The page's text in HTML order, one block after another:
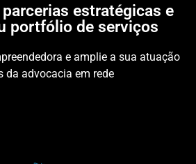
estratégicas e
portfólio de serviços
e amplie a sua atuação
da advocacia em rede